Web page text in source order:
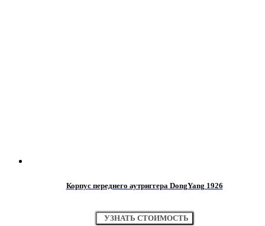
Корпус переднего аутриггера DongYang 1926
УЗНАТЬ СТОИМОСТЬ